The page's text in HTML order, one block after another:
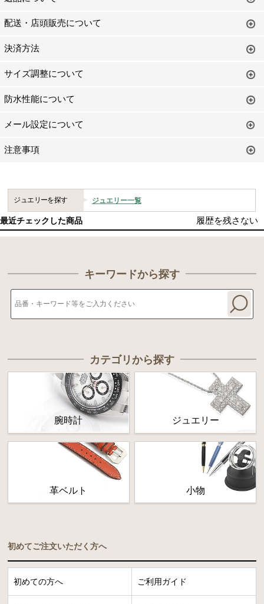
配送・店頭販売について
決済方法
サイズ調整について
防水性能について
メール設定について
注意事項
ジュエリーを探す ジュエリー一覧
最近チェックした商品 履歴を残さない
キーワードから探す
カテゴリから探す
腕時計 ジュエリー
革ベルト 小物
初めてご注文いただく方へ
初めての方へ ご利用ガイド